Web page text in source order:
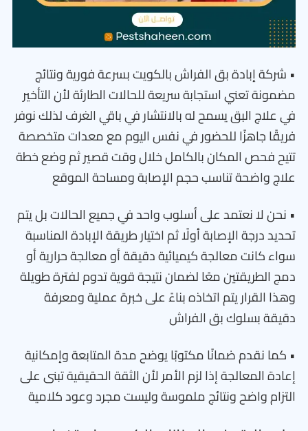
• شركة إبادة بق الفراش بالكويت بسرعة فورية ونتائج
مضمونة تعني استجابة سريعة للحالات الطارئة لأن التأخير
في علاج البق يسمح له بالانتشار في باقي الغرف لذلك نوفر
فريقًا جاهزًا للحضور في نفس اليوم مع معدات متخصصة
تتيح فحص المكان بالكامل خلال وقت قصير ثم وضع خطة
علاج واضحة تناسب حجم الإصابة ومساحة الموقع
• نحن لا نعتمد على أسلوب واحد في جميع الحالات بل يتم
تحديد درجة الإصابة أولًا ثم اختيار طريقة الإبادة المناسبة
سواء كانت معالجة كيميائية دقيقة أو معالجة حرارية أو
دمج الطريقتين معًا لضمان نتيجة قوية تدوم لفترة طويلة
وهذا القرار يتم اتخاذه بناءً على خبرة عملية ومعرفة
دقيقة بسلوك بق الفراش
• كما نقدم ضمانًا مكتوبًا يوضح مدة المتابعة وإمكانية
إعادة المعالجة إذا لزم الأمر لأن الثقة الحقيقية تبنى على
التزام واضح ونتائج ملموسة وليست مجرد وعود كلامية